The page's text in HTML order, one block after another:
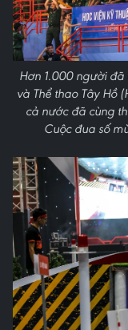
Hơn 1.000 người đã
và Thể thao Tây Hồ
cả nước đã cùng
Cuộc đua số